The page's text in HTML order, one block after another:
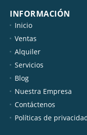
INFORMACIÓN
Inicio
Ventas
Alquiler
Servicios
Blog
Nuestra Empresa
Contáctenos
Políticas de